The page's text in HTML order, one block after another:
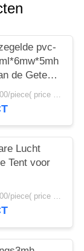
pvc-
de Geteerd
USD2600-3200/piece( price just for reference, detailed prices need to be confirmed) MOQ:1PC
Lucht
Tent voor
USD1630-2000/piece( price just for reference, detailed prices need to be confirmed) MOQ:1PC